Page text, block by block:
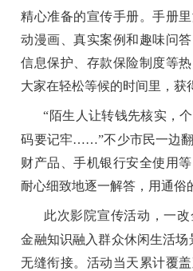
精心准备的宣传手册。手册
动漫画、真实案例和趣味问
信息保护、存款保险制度等
大家在轻松等候的时间里，获
“陌生人让转钱先核实，
码要记牢……”不少市民一边
财产品
、手机银行安全使用
耐心细致地逐一解答，用通俗
此次影院宣传活动，一改
金融知识融入群众休闲生活场
无缝衔接。活动当天累计覆